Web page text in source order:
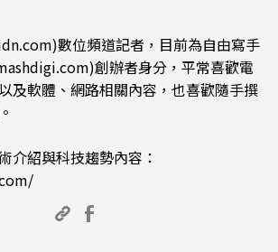
數位頻道記者，目前為自由寫手
創辦者身分，平常喜歡電
及軟體、網路相關內容，也喜歡隨手撰
介紹與科技趨勢內容：